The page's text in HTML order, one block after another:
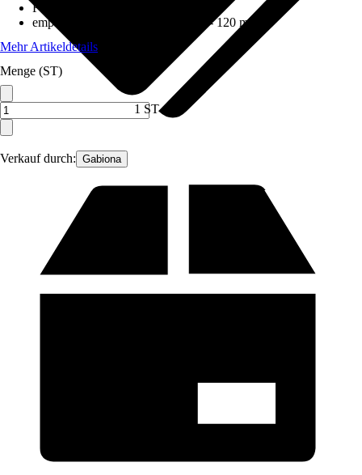
Verkauf durch: Gabiona
Form
empfohlene Steinkörnung
80 mm - 120 mm
Mehr Artikeldetails
Menge (ST)
1 ST